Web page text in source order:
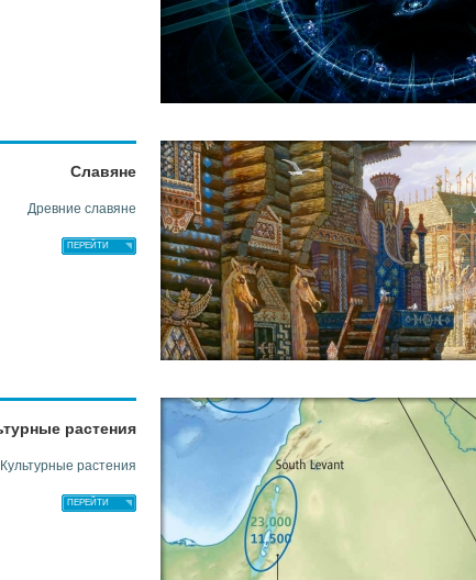
Славяне
Древние славяне
ПЕРЕЙТИ
растения
Культурные растения
ПЕРЕЙТИ